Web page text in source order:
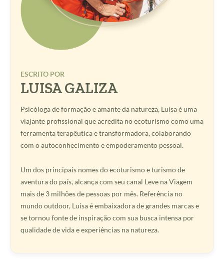
ESCRITO POR
LUISA GALIZA
Psicóloga de formação e amante da natureza, Luisa é uma
viajante profissional que acredita no ecoturismo como uma
ferramenta terapêutica e transformadora, colaborando
com o autoconhecimento e empoderamento pessoal.
Um dos principais nomes do ecoturismo e turismo de
aventura do país, alcança com seu canal Leve na Viagem
mais de 3 milhões de pessoas por mês. Referência no
mundo outdoor, Luisa é embaixadora de grandes marcas e
se tornou fonte de inspiração com sua busca intensa por
qualidade de vida e experiências na natureza.